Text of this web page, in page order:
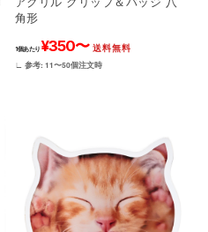
角形
1個あたり ¥350〜 送料無料
∟ 参考: 11〜50個注文時